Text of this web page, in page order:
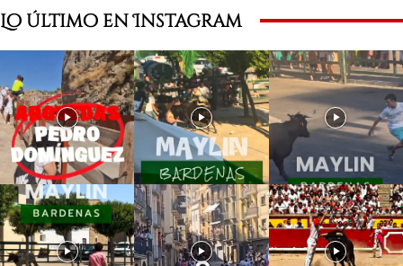
Lo último en Instagram